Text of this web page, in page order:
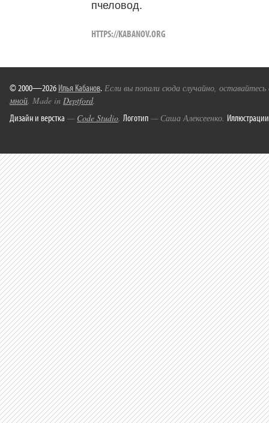
пчеловод.
HTTPS://KABANOV.ORG
© 2000—2026 Илья Кабанов. Если вы попали сюда случайно,
мной. Made in Deptford.
Дизайн и верстка — Code Studio. Логотип — Саша Алексеенко. Иллюстрации